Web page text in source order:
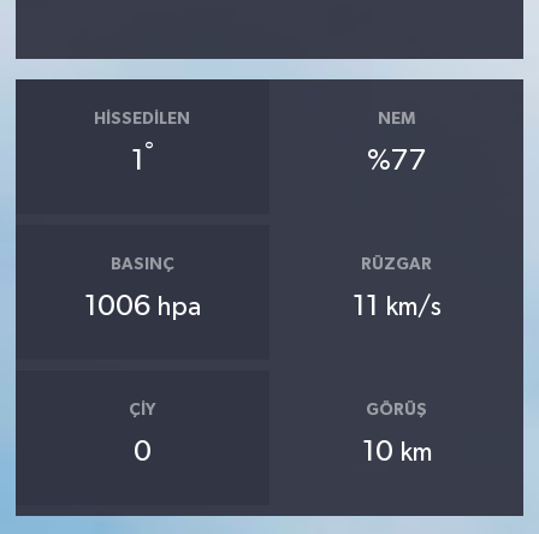
HISSEDILEN
1 °
NEM
%77
BASINÇ
1006 hpa
RÜZGAR
11 km/s
ÇIY
0
GÖRÜŞ
10 km